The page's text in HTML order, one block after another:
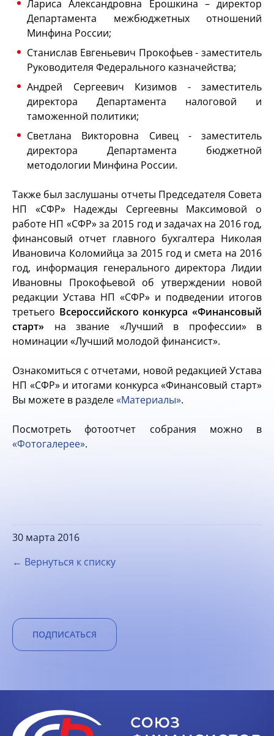
Лариса Александровна Ерошкина – директор
Департамента межбюджетных отношений
Минфина России;
Станислав Евгеньевич Прокофьев - заместитель
Руководителя Федерального казначейства;
Андрей Сергеевич Кизимов - заместитель
директора Департамента налоговой и
таможенной политики;
Светлана Викторовна Сивец - заместитель
директора Департамента бюджетной
методологии Минфина России.
Также был заслушаны отчеты Председателя Совета
НП «СФР» Надежды Сергеевны Максимовой о
работе НП «СФР» за 2015 год и задачах на 2016 год,
финансовый отчет главного бухгалтера Николая
Ивановича Коломийца за 2015 год и смета на 2016
год, информация генерального директора Лидии
Ивановны Прокофьевой об утверждении новой
редакции Устава НП «СФР» и подведении итогов
третьего Всероссийского конкурса «Финансовый
старт» на звание «Лучший в профессии» в
номинации «Лучший молодой финансист».
Ознакомиться с отчетами, новой редакцией Устава
НП «СФР» и итогами конкурса «Финансовый старт»
Вы можете в разделе«Материалы».
Посмотреть фотоотчет собрания можно в
«Фотогалерее».
30 марта 2016
← Вернуться к списку
ПОДПИСАТЬСЯ